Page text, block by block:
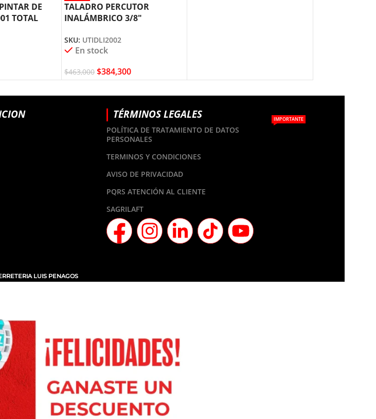
DE
TOTAL
TALADRO PERCUTOR
INALÁMBRICO 3/8″
SKU: UTIDLI2002
En stock
$463,000 $384,300
TÉRMINOS LEGALES
POLÍTICA DE TRATAMIENTO DE DATOS
PERSONALES
IMPORTANTE
TERMINOS Y CONDICIONES
AVISO DE PRIVACIDAD
PQRS ATENCIÓN AL CLIENTE
SAGRILAFT
LUIS PENAGOS